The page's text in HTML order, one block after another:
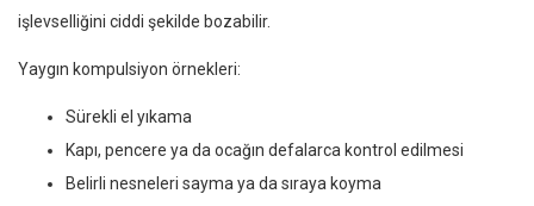
işlevselliğini ciddi şekilde bozabilir.
Yaygın kompulsiyon örnekleri:
Sürekli el yıkama
Kapı, pencere ya da ocağın defalarca kontrol edilmesi
Belirli nesneleri sayma ya da sıraya koyma